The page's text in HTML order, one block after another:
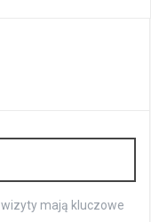
mają kluczowe